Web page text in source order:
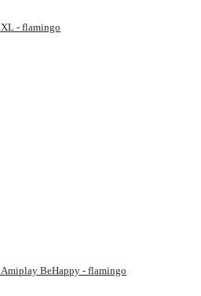
- flamingo
BeHappy - flamingo